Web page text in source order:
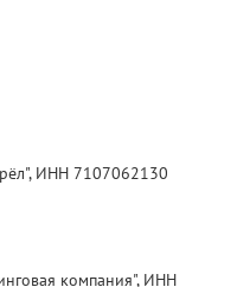
ИНН 7107062130
компания", ИНН